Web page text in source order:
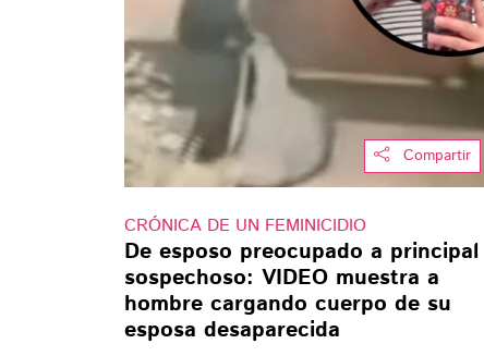
Compartir
CRÓNICA DE UN FEMINICIDIO
De esposo preocupado a principal
sospechoso: VIDEO muestra a
hombre cargando cuerpo de su
esposa desaparecida